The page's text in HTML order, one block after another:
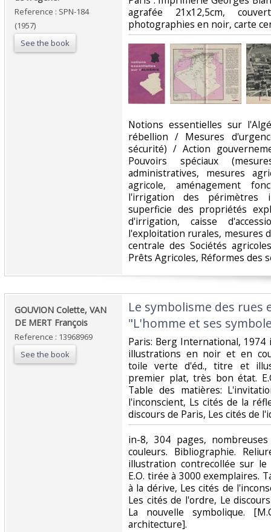
Reference : SPN-184
(1957)
See the book
agrafée 21x12,5cm,
photographies en noir, carte
‎Notions essentielles sur
rébellion / Mesures
sécurité) / Action
Pouvoirs spéciaux
administratives, mesures
agricole, aménagement
l'irrigation des périmètres
superficie des propriétés
d'irrigation, caisse
l'exploitation rurales, mesures
centrale des Sociétés
Prêts Agricoles, Réformes des
‎GOUVION Colette, VAN
DE MERT François‎
Reference : 13968969
See the book
‎Le symbolisme des rues
"L'homme et ses
‎Paris: Berg International,
illustrations en noir et en
toile verte d'éd., titre et
premier plat, très bon état.
Table des matières:
l'inconscient, Ls cités de la
discours de Paris, Les cités de
‎in-8, 304 pages,
couleurs. Bibliographie.
illustration contrecollée sur
E.O. tirée à 3000 exemplaires.
à la dérive, Les cités de
Les cités de l'ordre, Le
La nouvelle symbolique.
architecture].‎